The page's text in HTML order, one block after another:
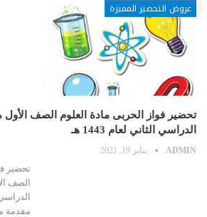
عروض التحضير المميزة
تحضير فواز الحربى مادة العلوم الصف
الدراسي الثاني لعام 1443 هـ
ADMIN يناير 19, 2021
تحضير
الصف
مقدمة